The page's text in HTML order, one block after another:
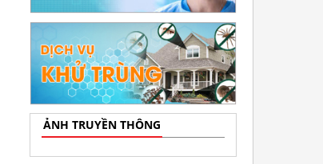
ẢNH TRUYỀN THÔNG